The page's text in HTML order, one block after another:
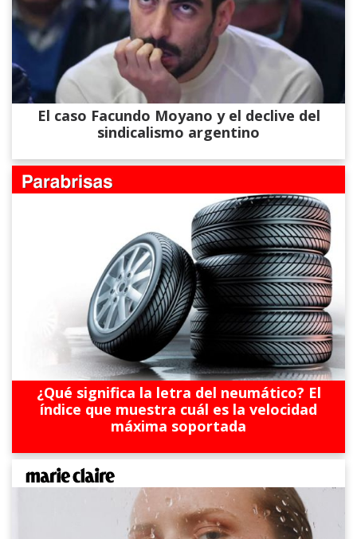
El caso Facundo Moyano y el declive del
sindicalismo argentino
¿Qué significa la letra del neumático? El
índice que muestra cuál es la velocidad
máxima soportada